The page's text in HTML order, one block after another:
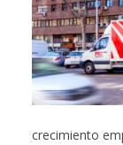
crecimiento